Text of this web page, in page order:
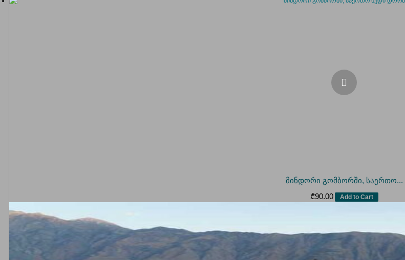
მინდორი გომბორში, საერთო...
₾90.00 Add to Cart